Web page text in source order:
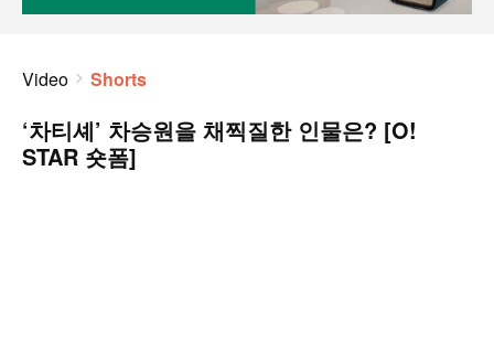
Video Shorts
‘차티셰’ 차승원을 채찍질한 인물은? [O!
STAR 숏폼]